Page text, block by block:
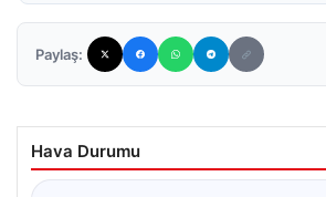
Paylaş:
Hava Durumu